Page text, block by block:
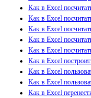
Как в Excel
Как в Excel
Как в Excel
Как в Excel
Как в Excel
Как в Excel
Как в Excel
Как в Excel
Как в Excel